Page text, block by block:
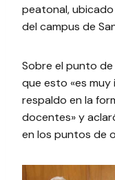
peatonal,
del campus de
Sobre el punto
que esto «es
respaldo en la
docentes» y
en los puntos de